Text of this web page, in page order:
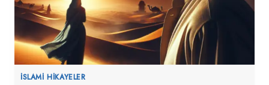
İSLAMI HIKAYELER